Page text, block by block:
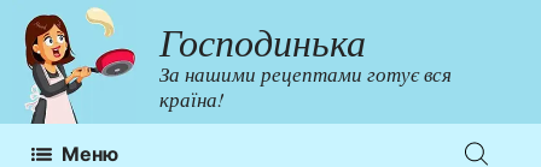
Перейти
до
контенту
Господинька
За нашими рецептами готує вся
країна!
Меню